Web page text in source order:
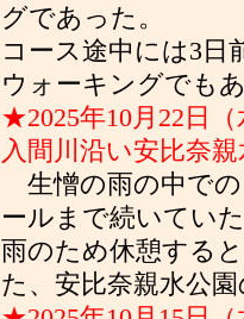
グであった。
コース途中には3日
ウォーキングでも
★2025年10月22日
入間川沿い安比奈
生憎の雨の中で
ールまで続いてい
雨のため休憩する
た、安比奈親水公